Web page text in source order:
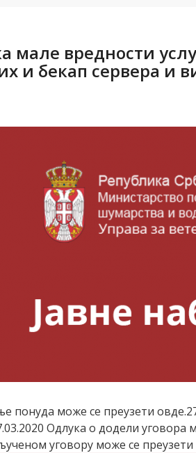
мале вредности
и бекап сервера и
понуда може се преузети
Одлука о додели уговора
уговору може се преузети